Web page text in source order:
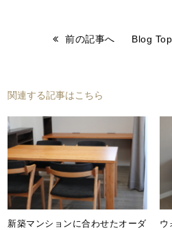
前の記事へ Blog Top
関連する記事はこちら
新築マンションに合わせたオーダ
ウ